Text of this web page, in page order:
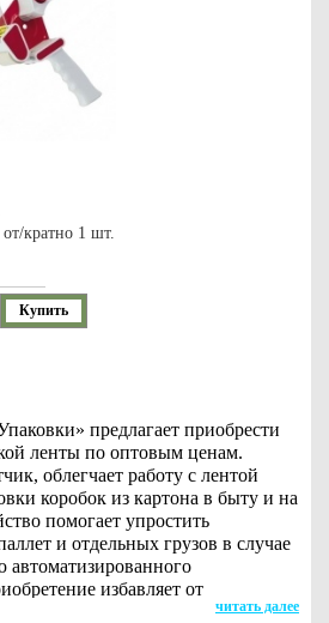
кратно 1 шт.
Купить
предлагает приобрести
ленты по оптовым ценам.
облегчает работу с лентой
коробок из картона в быту и на
помогает упростить
и отдельных грузов в случае
автоматизированного
избавляет от
дорогостоящих упаковочныхчитать далее